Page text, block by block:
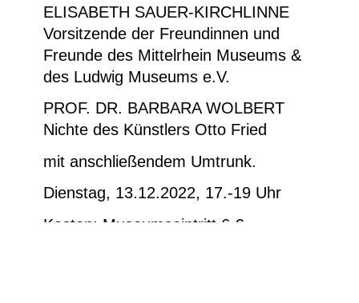
ELISABETH SAUER-KIRCHLINNE
Vorsitzende der Freundinnen und
Freunde des Mittelrhein Museums &
des Ludwig Museums e.V.
PROF. DR. BARBARA WOLBERT
Nichte des Künstlers Otto Fried
mit anschließendem Umtrunk.
Dienstag, 13.12.2022, 17.-19 Uhr
Kosten: Museumseintritt 6 €,